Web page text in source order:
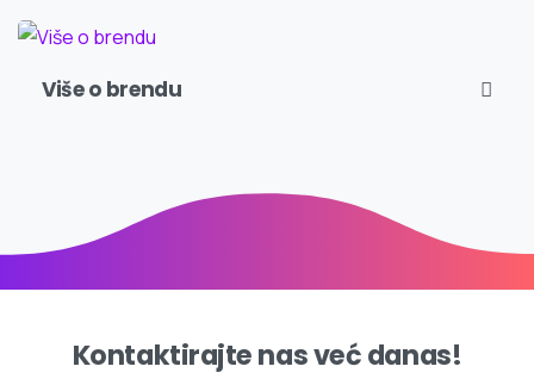
Više o brendu
Kontaktirajte nas već danas!